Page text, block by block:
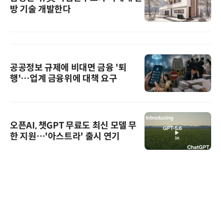
방 기술 개발한다
공공정보 규제에 비대면 금융 '퇴
행'…업계 금융위에 대책 요구
오픈AI, 챗GPT 무료도 최신 모델 무
한 지원…'아스트라' 출시 연기